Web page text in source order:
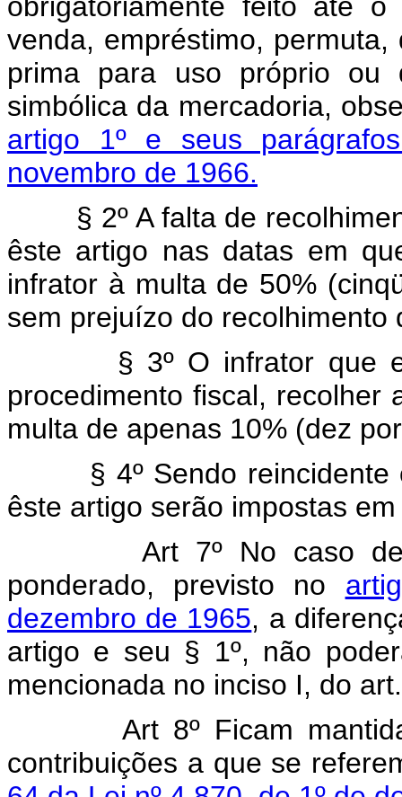
venda, empréstimo,
prima para uso próprio ou
simbólica da mercadoria,
artigo 1º e seus
novembro de 1966.
§ 2º A falta de
êste artigo nas datas em
infrator à multa de 50%
sem prejuízo do recolhimento
§ 3º O infrator que
procedimento fiscal, recolher
multa de apenas 10% (dez
§ 4º Sendo
êste artigo serão impostas
Art 7º No caso de
ponderado, previsto no
dezembro de 1965, a
artigo e seu § 1º, não
mencionada no inciso I, do
Art 8º Ficam mantidas
contribuições a que se